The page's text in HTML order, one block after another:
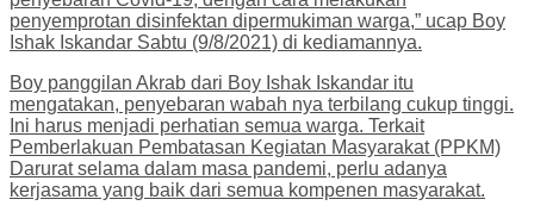
penyemprotan disinfektan dipermukiman warga,” ucap Boy
Ishak Iskandar Sabtu (9/8/2021) di kediamannya.
Boy panggilan Akrab dari Boy Ishak Iskandar itu
mengatakan, penyebaran wabah nya terbilang cukup tinggi.
Ini harus menjadi perhatian semua warga. Terkait
Pemberlakuan Pembatasan Kegiatan Masyarakat (PPKM)
Darurat selama dalam masa pandemi, perlu adanya
kerjasama yang baik dari semua kompenen masyarakat.